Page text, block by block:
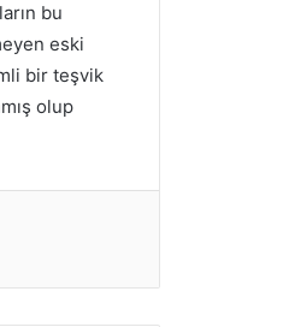
bu
eski
bir teşvik
olup